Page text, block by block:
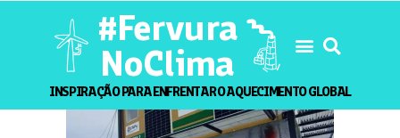
#Fervura
NoClima
INSPIRAÇÃO PARA ENFRENTAR O AQUECIMENTO GLOBAL